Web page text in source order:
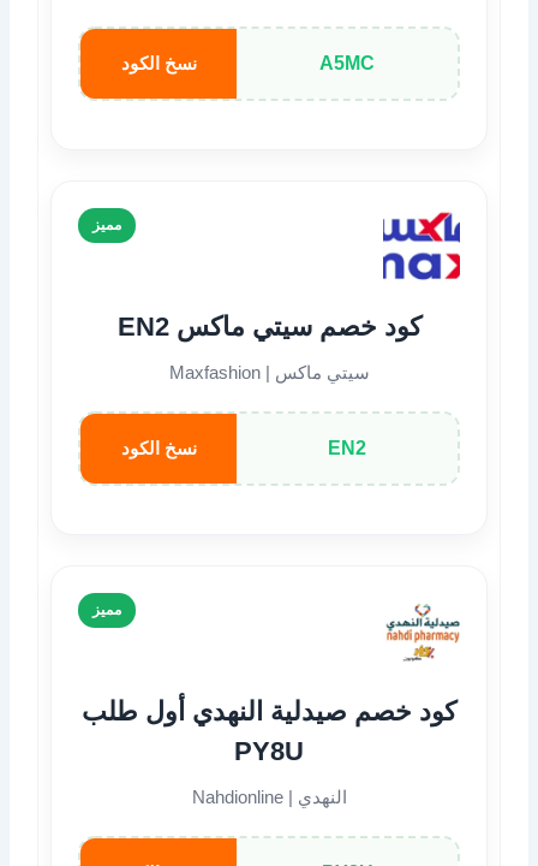
A5MC نسخ الكود
مميز
كود خصم سيتي ماكس EN2
سيتي ماكس | Maxfashion
EN2 نسخ الكود
مميز
كود خصم صيدلية النهدي أول طلب
PY8U
النهدي | Nahdionline